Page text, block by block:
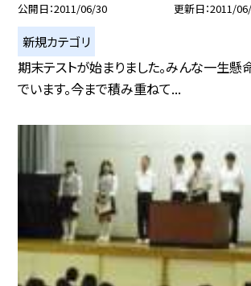
公開日 2011/06/30 更新日 2011/
新規カテゴリ
期末テストが始まりました。みんな一生
でいます。今まで積み重ねて...